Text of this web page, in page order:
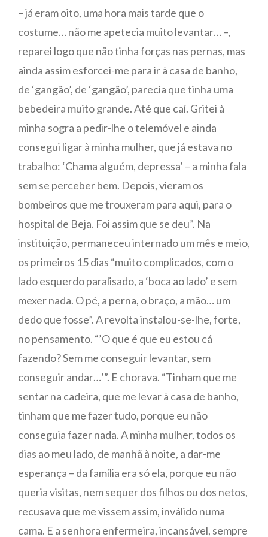
– já eram oito, uma hora mais tarde que o
costume… não me apetecia muito levantar… –,
reparei logo que não tinha forças nas pernas, mas
ainda assim esforcei-me para ir à casa de banho,
de ‘gangão’, de ‘gangão’, parecia que tinha uma
bebedeira muito grande. Até que caí. Gritei à
minha sogra a pedir-lhe o telemóvel e ainda
consegui ligar à minha mulher, que já estava no
trabalho: ‘Chama alguém, depressa’ – a minha fala
sem se perceber bem. Depois, vieram os
bombeiros que me trouxeram para aqui, para o
hospital de Beja. Foi assim que se deu”. Na
instituição, permaneceu internado um mês e meio,
os primeiros 15 dias “muito complicados, com o
lado esquerdo paralisado, a ‘boca ao lado’ e sem
mexer nada. O pé, a perna, o braço, a mão… um
dedo que fosse”. A revolta instalou-se-lhe, forte,
no pensamento. “’O que é que eu estou cá
fazendo? Sem me conseguir levantar, sem
conseguir andar…’”. E chorava. “Tinham que me
sentar na cadeira, que me levar à casa de banho,
tinham que me fazer tudo, porque eu não
conseguia fazer nada. A minha mulher, todos os
dias ao meu lado, de manhã à noite, a dar-me
esperança – da família era só ela, porque eu não
queria visitas, nem sequer dos filhos ou dos netos,
recusava que me vissem assim, inválido numa
cama. E a senhora enfermeira, incansável, sempre